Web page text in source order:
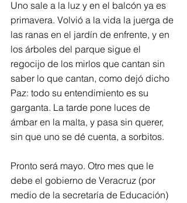
Uno sale a la luz y en el balcón ya es
primavera. Volvió a la vida la juerga de
las ranas en el jardín de enfrente, y en
los árboles del parque sigue el
regocijo de los mirlos que cantan sin
saber lo que cantan, como dejó dicho
Paz: todo su entendimiento es su
garganta. La tarde pone luces de
ámbar en la malta, y pasa sin querer,
sin que uno se dé cuenta, a sorbitos.
Pronto será mayo. Otro mes que le
debe el gobierno de Veracruz (por
medio de la secretaría de Educación)